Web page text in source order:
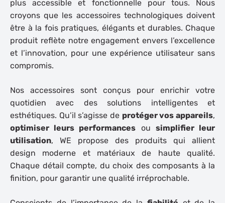
plus accessible et fonctionnelle pour tous. Nous
croyons que les accessoires technologiques doivent
être à la fois pratiques, élégantset durables. Chaque
produit reflète notre engagement envers l’excellence
et l’innovation, pour une expérience utilisateur sans
compromis.
Nos accessoires sont conçus pour enrichir votre
quotidien avec des solutions intelligentes et
esthétiques. Qu’il s’agisse de protéger vos appareils,
optimiser leurs performances ou simplifier leur
utilisation, WE propose des produits qui allient
design moderne et matériaux de haute qualité.
Chaque détail compte, du choix des composants à la
finition, pour garantir une qualité irréprochable.